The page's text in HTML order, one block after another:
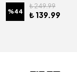
%44
₺ 249.99
₺ 139.99